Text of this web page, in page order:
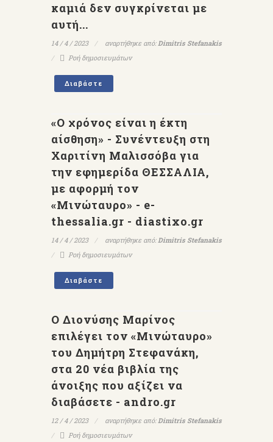
καμιά δεν συγκρίνεται με
αυτή...
14 / 4 / 2023 αναρτήθηκε από:Dimitris Stefanakis
Ροή δημοσιευμάτων
Διαβάστε
«Ο χρόνος είναι η έκτη
αίσθηση» - Συνέντευξη στη
Χαριτίνη Μαλισσόβα για
την εφημερίδα ΘΕΣΣΑΛΙΑ,
με αφορμή τον
«Μινώταυρο» - e-
thessalia.gr - diastixo.gr
14 / 4 / 2023 αναρτήθηκε από:Dimitris Stefanakis
Ροή δημοσιευμάτων
Διαβάστε
Ο Διονύσης Μαρίνος
επιλέγει τον «Μινώταυρο»
του Δημήτρη Στεφανάκη,
στα 20 νέα βιβλία της
άνοιξης που αξίζει να
διαβάσετε - andro.gr
12 / 4 / 2023 αναρτήθηκε από:Dimitris Stefanakis
Ροή δημοσιευμάτων